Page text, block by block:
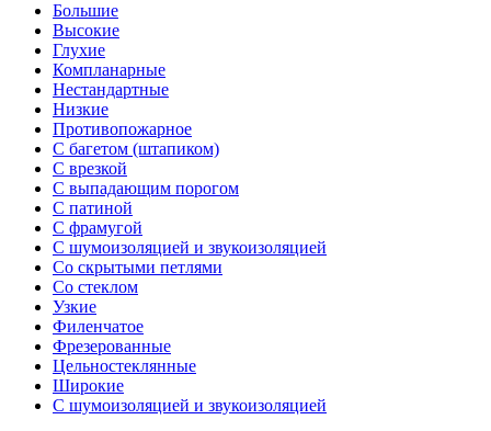
Большие
Высокие
Глухие
Компланарные
Нестандартные
Низкие
Противопожарное
С багетом (штапиком)
С врезкой
С выпадающим порогом
С патиной
С фрамугой
С шумоизоляцией и звукоизоляцией
Со скрытыми петлями
Со стеклом
Узкие
Филенчатое
Фрезерованные
Цельностеклянные
Широкие
С шумоизоляцией и звукоизоляцией